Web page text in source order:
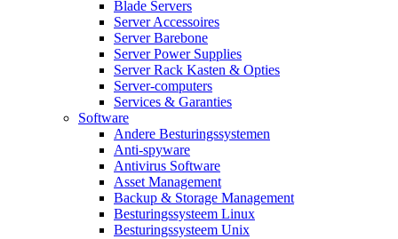
Blade Servers
Server Accessoires
Server Barebone
Server Power Supplies
Server Rack Kasten & Opties
Server-computers
Services & Garanties
Software
Andere Besturingssystemen
Anti-spyware
Antivirus Software
Asset Management
Backup & Storage Management
Besturingssysteem Linux
Besturingssysteem Unix